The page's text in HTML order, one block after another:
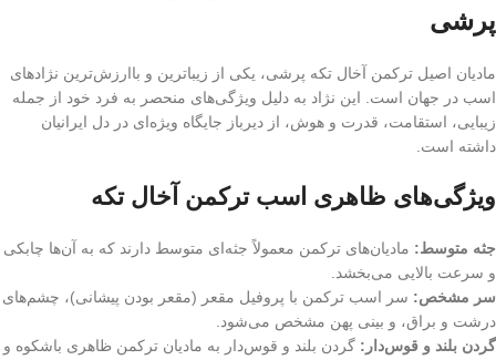
پرشی
مادیان اصیل ترکمن آخال تکه پرشی، یکی از زیباترین و باارزش‌ترین نژادهای
اسب در جهان است. این نژاد به دلیل ویژگی‌های منحصر به فرد خود از جمله
زیبایی، استقامت، قدرت و هوش، از دیرباز جایگاه ویژه‌ای در دل ایرانیان
داشته است.
ویژگی‌های ظاهری اسب ترکمن آخال تکه
جثه متوسط: مادیان‌های ترکمن معمولاً جثه‌ای متوسط دارند که به آن‌ها چابکی
و سرعت بالایی می‌بخشد.
سر مشخص: سر اسب ترکمن با پروفیل مقعر (مقعر بودن پیشانی)، چشم‌های
درشت و براق، و بینی پهن مشخص می‌شود.
گردن بلند و قوس‌دار: گردن بلند و قوس‌دار به مادیان ترکمن ظاهری باشکوه و